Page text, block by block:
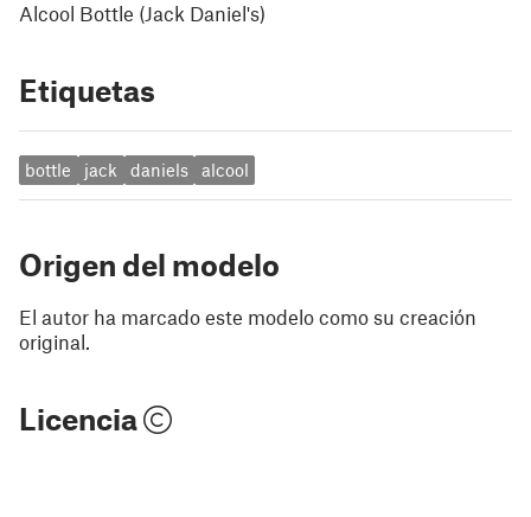
Alcool Bottle (Jack Daniel's)
Etiquetas
bottle jack daniels alcool
Origen del modelo
El autor ha marcado este modelo como su creación
original.
Licencia